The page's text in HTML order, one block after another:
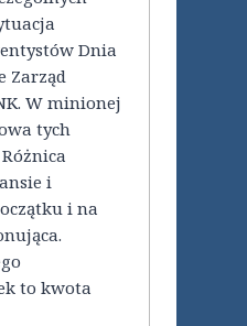
Dnia
Zarząd
W minionej
tych
i
i na
to kwota